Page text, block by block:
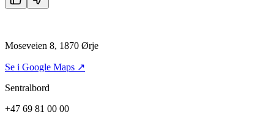
Moseveien 8, 1870 Ørje
Se i Google Maps ↗
Sentralbord
+47 69 81 00 00